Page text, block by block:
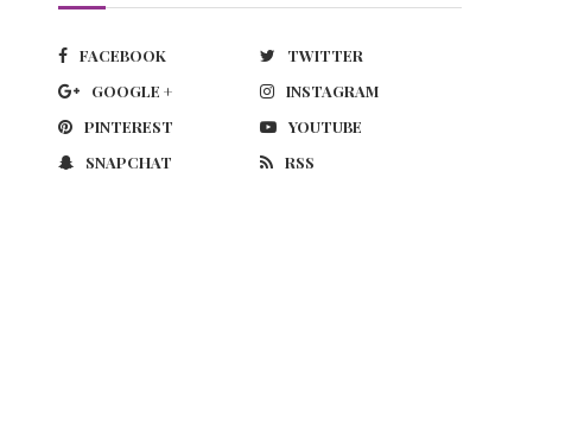
FACEBOOK
TWITTER
GOOGLE +
INSTAGRAM
PINTEREST
YOUTUBE
SNAPCHAT
RSS